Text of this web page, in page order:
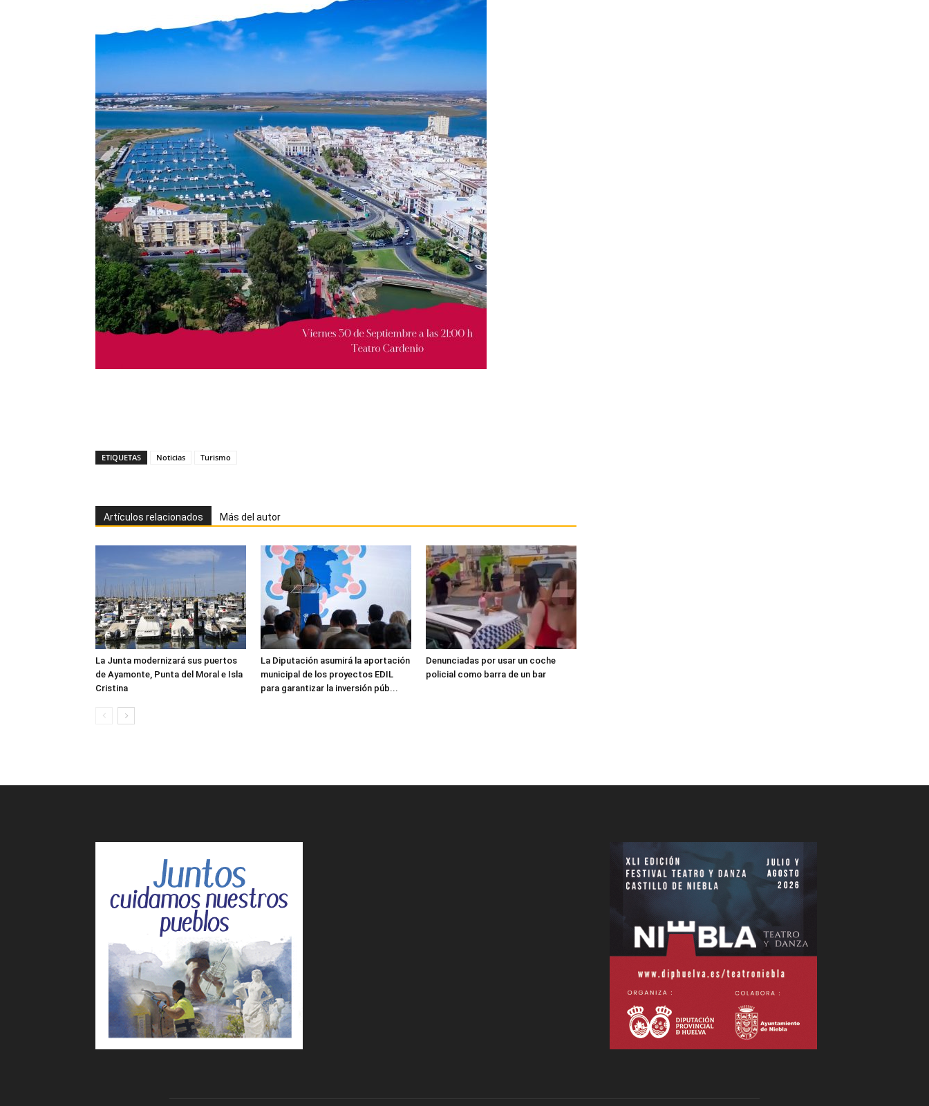
ETIQUETAS Noticias Turismo
Artículos relacionados Más del autor
La Junta modernizará sus puertos
de Ayamonte, Punta del Moral e Isla
Cristina
La Diputación asumirá la aportación
municipal de los proyectos EDIL
para garantizar la inversión púb...
Denunciadas por usar un coche
policial como barra de un bar